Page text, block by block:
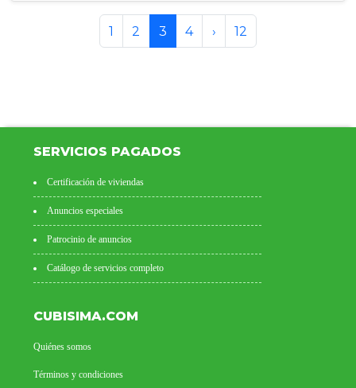
1 2 3 4 › 12
SERVICIOS PAGADOS
Certificación de viviendas
Anuncios especiales
Patrocinio de anuncios
Catálogo de servicios completo
CUBISIMA.COM
Quiénes somos
Términos y condiciones